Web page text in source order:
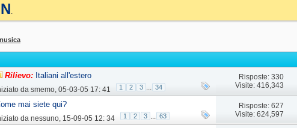
.
Rilievo: Italiani all'estero
da smemo‎, 05-03-05 17: 41 1 2 3 ... 34
Risposte: 330
Visite: 416,343
mai siete qui?
da nessuno‎, 15-09-05 12: 34 1 2 3 ... 63
Risposte: 627
Visite: 624,597